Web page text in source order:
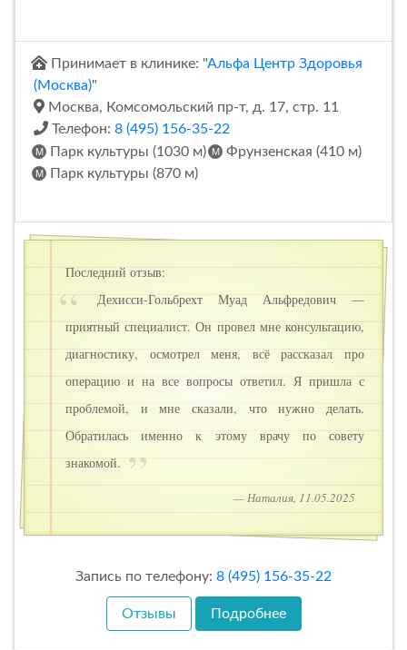
Принимает в клинике: "Альфа Центр Здоровья
(Москва)"
Москва, Комсомольский пр-т, д. 17, стр. 11
Телефон: 8 (495) 156-35-22
Парк культуры (1030 м)
Фрунзенская (410 м)
Парк культуры (870 м)
Последний отзыв:
Дехисси-Гольбрехт Муад Альфредович —
приятный специалист. Он провел мне консультацию,
диагностику, осмотрел меня, всё рассказал про
операцию и на все вопросы ответил. Я пришла с
проблемой, и мне сказали, что нужно делать.
Обратилась именно к этому врачу по совету
знакомой.
— Наталия, 11.05.2025
Запись по телефону: 8 (495) 156-35-22
Отзывы Подробнее